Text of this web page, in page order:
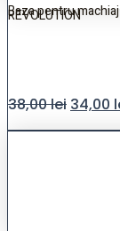
Baza pentru
REVOLUTION
38,00lei 34,00